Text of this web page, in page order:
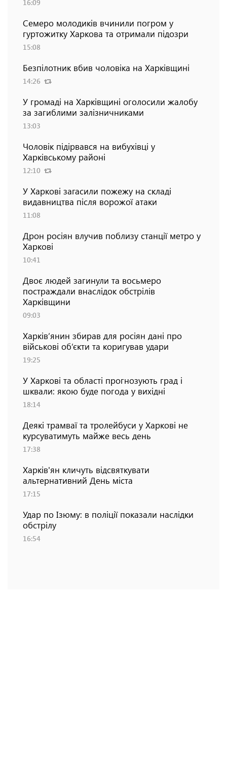
16:09
Семеро молодиків вчинили погром у
гуртожитку Харкова та отримали підозри
15:08
Безпілотник вбив чоловіка на Харківщині
14:26
У громаді на Харківщині оголосили жалобу
за загиблими залізничниками
13:03
Чоловік підірвався на вибухівці у
Харківському районі
12:10
У Харкові загасили пожежу на складі
видавництва після ворожої атаки
11:08
Дрон росіян влучив поблизу станції метро у
Харкові
10:41
Двоє людей загинули та восьмеро
постраждали внаслідок обстрілів
Харківщини
09:03
Харків’янин збирав для росіян дані про
військові об’єкти та коригував удари
19:25
У Харкові та області прогнозують град і
шквали: якою буде погода у вихідні
18:14
Деякі трамваї та тролейбуси у Харкові не
курсуватимуть майже весь день
17:38
Харків'ян кличуть відсвяткувати
альтернативний День міста
17:15
Удар по Ізюму: в поліції показали наслідки
обстрілу
16:54